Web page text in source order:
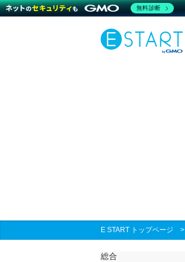
E START トップページ >
総合
無料診断